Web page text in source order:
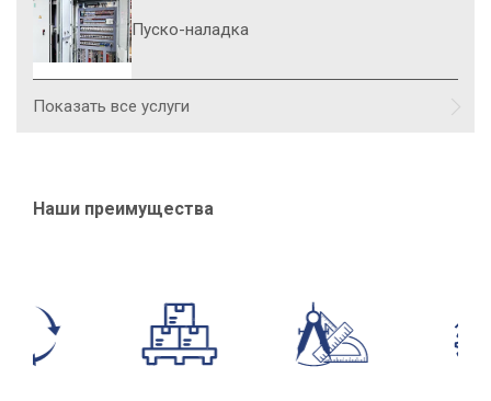
Пуско-наладка
Показать все услуги
Наши преимущества